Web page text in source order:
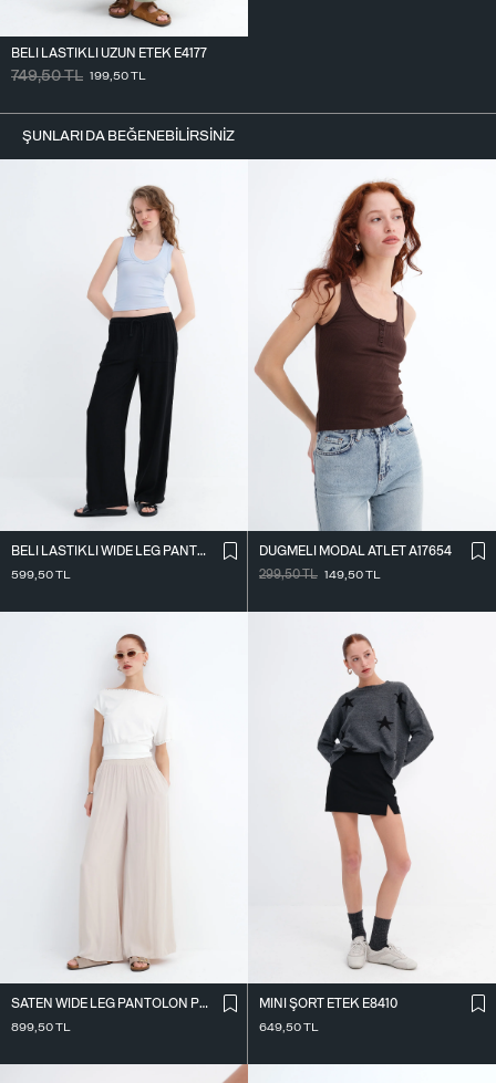
BELI LASTIKLI UZUN ETEK E4177
749,50TL 199,50TL
ŞUNLARI DA BEĞENEBILIRSINIZ
BELI LASTIKLI WIDE LEG PANTOLON PN2622
599,50TL
DÜĞMELI MODAL ATLET A17654
299,50TL 149,50TL
SATEN WIDE LEG PANTOLON PN17298
899,50TL
MINI ŞORT ETEK E8410
649,50TL